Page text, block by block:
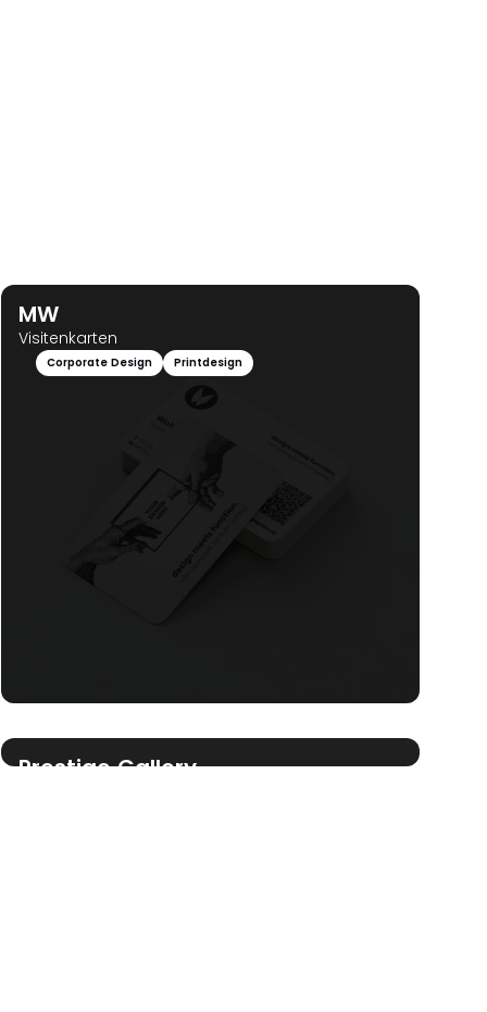
MW
Visitenkarten
Corporate Design Printdesign
Prestige Gallery